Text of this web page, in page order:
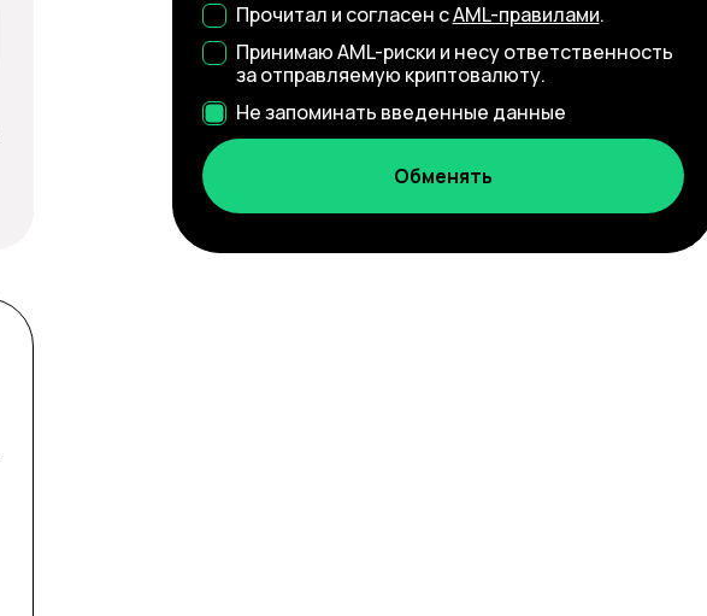
Прочитал и согласен сAML-правилами.
Принимаю AML-риски и несу ответственность
за отправляемую криптовалюту.
Не запоминать введенные данные